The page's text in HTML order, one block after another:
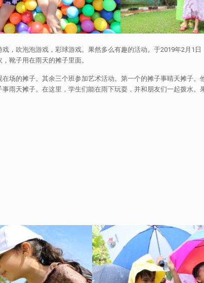
，吹泡泡游戏，彩球游戏。果然多么有趣的活动。于2019年2月1
靴子用在雨天的摊子里面。
场的摊子。其余三个班参加艺术活动。第一个的摊子事晴天摊子
雨天摊子。在这里，学生们能在雨下玩耍，并和朋友们一起拨水